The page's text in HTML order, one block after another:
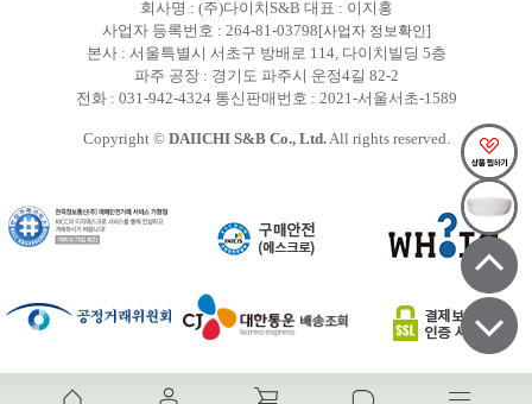
회사명 : (주)다이치S&B 대표 : 이지홍
사업자 등록번호 : 264-81-03798[사업자 정보확인]
본사 : 서울특별시 서초구 방배로 114, 다이치빌딩 5층
파주 공장 : 경기도 파주시 운정4길 82-2
전화 : 031-942-4324 통신판매번호 : 2021-서울서초-1589
Copyright © DAIICHI S&B Co., Ltd.All rights reserved.